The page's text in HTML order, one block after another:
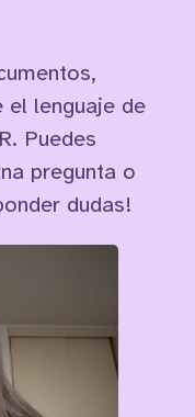
el lenguaje de
Puedes
pregunta o
dudas!